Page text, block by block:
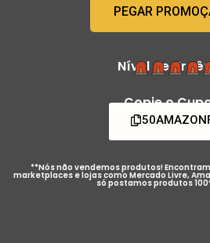
PEGAR
Nível de
Copie o
**Nós não vendemos produtos!
marketplaces e lojas como Mercado Livre,
só postamos produtos